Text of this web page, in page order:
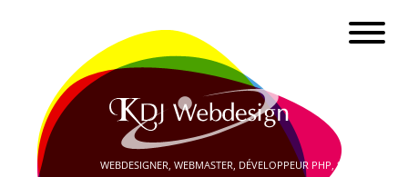
WEBDESIGNER, WEBMASTER, DÉVELOPPEUR PHP, SEO